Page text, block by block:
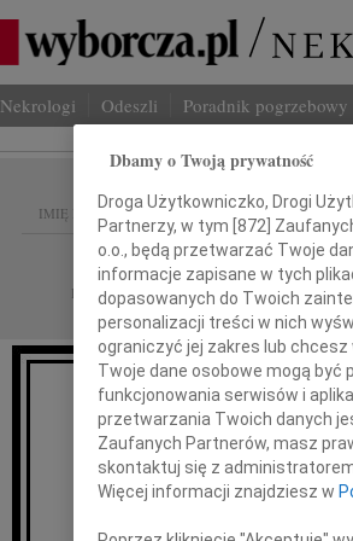
Nekrologi Odeszli Poradnik pogrzebowy
IMIĘ I NAZWISKO:
REGION: Kraków
DATA EMISJI: 30.08.2022
Panu
z
Dbamy o Twoją prywatność
Droga Użytkowniczko, Drogi
Partnerzy, w tym [872]
o.o., będą przetwarzać Twoje
informacje zapisane w tych
dopasowanych do Twoich
personalizacji treści w nich
ograniczyć jej zakres lub chcesz
Twoje dane osobowe mogą
funkcjonowania serwisów i
przetwarzania Twoich danych
Zaufanych Partnerów, masz
skontaktuj się z
Więcej informacji znajdziesz w